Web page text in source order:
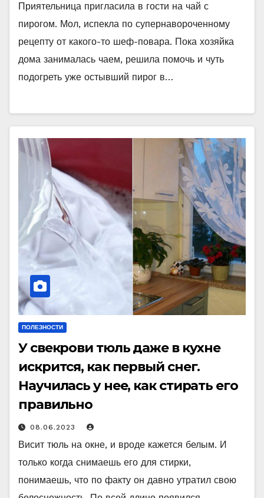
Приятельница пригласила в гости на чай с
пирогом. Мол, испекла по супернавороченному
рецепту от какого-то шеф-повара. Пока хозяйка
дома занималась чаем, решила помочь и чуть
подогреть уже остывший пирог в…
ПОЛЕЗНОСТИ
У свекрови тюль даже в кухне
искрится, как первый снег.
Научилась у нее, как стирать его
правильно
08.06.2023
Висит тюль на окне, и вроде кажется белым. И
только когда снимаешь его для стирки,
понимаешь, что по факту он давно утратил свою